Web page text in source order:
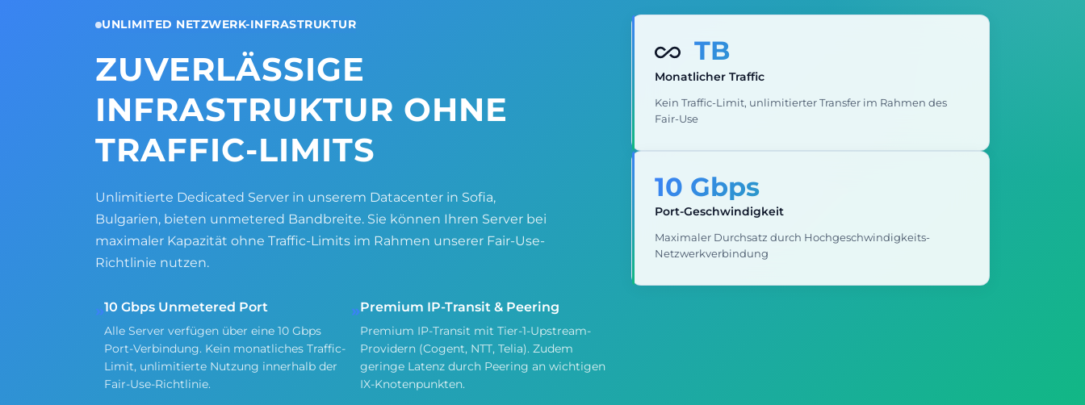
UNLIMITED NETZWERK-INFRASTRUKTUR
ZUVERLÄSSIGE
INFRASTRUKTUR OHNE
TRAFFIC-LIMITS
Unlimitierte Dedicated Server in unserem Datacenter in Sofia,
Bulgarien, bieten unmetered Bandbreite. Sie können Ihren Server bei
maximaler Kapazität ohne Traffic-Limits im Rahmen unserer Fair-Use-
Richtlinie nutzen.
»10 Gbps Unmetered Port
Alle Server verfügen über eine 10 Gbps
Port-Verbindung. Kein monatliches Traffic-
Limit, unlimitierte Nutzung innerhalb der
Fair-Use-Richtlinie.
»Premium IP-Transit & Peering
Premium IP-Transit mit Tier-1-Upstream-
Providern (Cogent, NTT, Telia). Zudem
geringe Latenz durch Peering an wichtigen
IX-Knotenpunkten.
TB
Monatlicher Traffic
Kein Traffic-Limit, unlimitierter Transfer im Rahmen des
Fair-Use
10 Gbps
Port-Geschwindigkeit
Maximaler Durchsatz durch Hochgeschwindigkeits-
Netzwerkverbindung